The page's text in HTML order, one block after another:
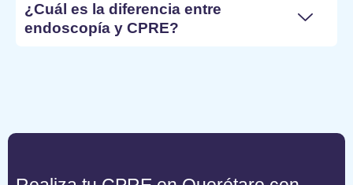
¿Cuál es la diferencia entre
endoscopía y CPRE?